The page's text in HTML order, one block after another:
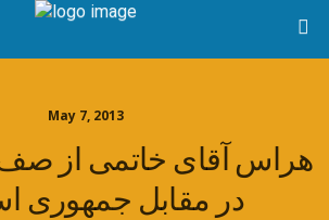
May 7, 2013
هراس آقای خاتمی از
در مقابل جمهوری